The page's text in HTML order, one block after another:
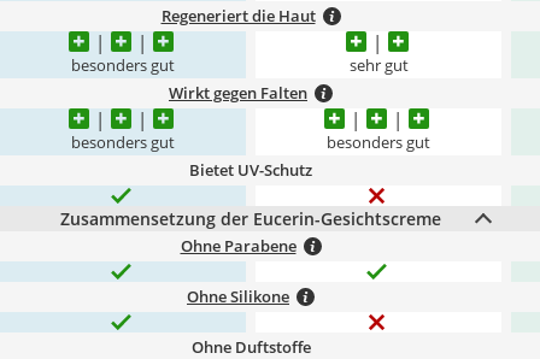
Regeneriert die Haut
besonders gut sehr gut
Wirkt gegen Falten
besonders gut besonders gut
Bietet UV-Schutz
Zusammensetzung der Eucerin-Gesichtscreme
Ohne Parabene
Ohne Silikone
Ohne Duftstoffe